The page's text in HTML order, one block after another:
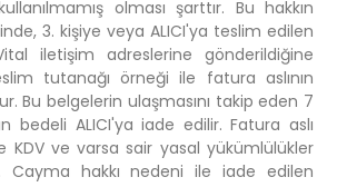
olması şarttır. Bu hakkın
3. kişiye veya ALICI'ya teslim edilen
iletişim adreslerine gönderildiğine
tutanağı örneği ile fatura aslının
Bu belgelerin ulaşmasını takip eden 7
bedeli ALICI'ya iade edilir. Fatura aslı
KDV ve varsa sair yasal yükümlülükler
Cayma hakkı nedeni ile iade edilen